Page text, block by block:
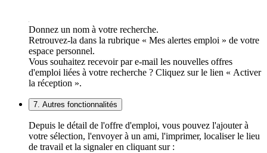
Donnez un nom à votre recherche.
Retrouvez-la dans la rubrique « Mes alertes emploi » de votre
espace personnel.
Vous souhaitez recevoir par e-mail les nouvelles offres
d'emploi liées à votre recherche ? Cliquez sur le lien « Activer
la réception ».
7. Autres fonctionnalités
Depuis le détail de l'offre d'emploi, vous pouvez l'ajouter à
votre sélection, l'envoyer à un ami, l'imprimer, localiser le lieu
de travail et la signaler en cliquant sur :